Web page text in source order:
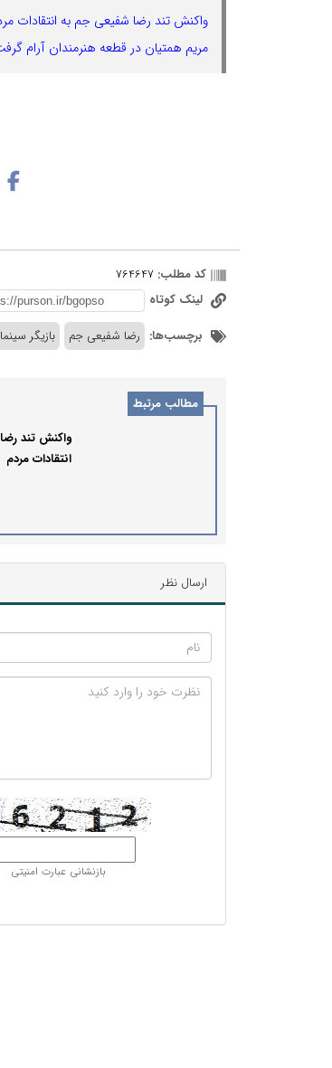
واکنش تند رضا شفیعی جم به انتقادات
مریم همتیان در قطعه هنرمندان آرام
کد مطلب: 764647
لینک کوتاه
برچسب‌ها: رضا شفیعی جم بازیگر
مطالب مرتبط
واکنش تند
انتقادات مردم
ارسال نظر
بازنشانی عبارت امنیتی